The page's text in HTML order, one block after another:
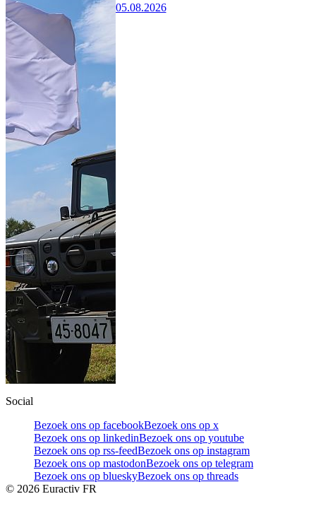
05.08.2026
Social
Bezoek ons op facebookBezoek ons op x
Bezoek ons op linkedinBezoek ons op youtube
Bezoek ons op rss-feedBezoek ons op instagram
Bezoek ons op mastodonBezoek ons op telegram
Bezoek ons op blueskyBezoek ons op threads
© 2026 Euractiv FR